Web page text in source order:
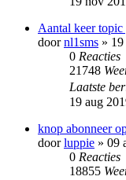
Aantal keer topic
doornl1sms »
0 Reacties
21748
Laatste
19 aug
knop abonneer
doorluppie » 09
0 Reacties
18855